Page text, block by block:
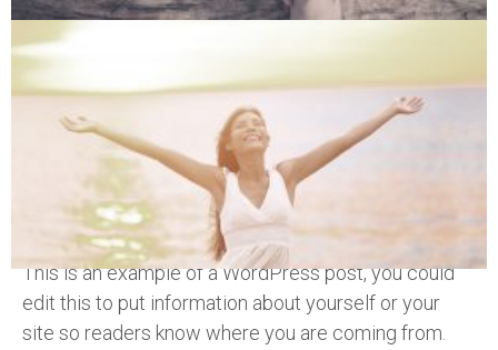
This is an example of a WordPress post, you could
edit this to put information about yourself or your
site so readers know where you are coming from.